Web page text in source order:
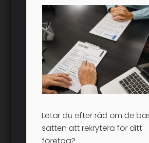
Letar du efter råd om de
sätten att rekrytera för ditt